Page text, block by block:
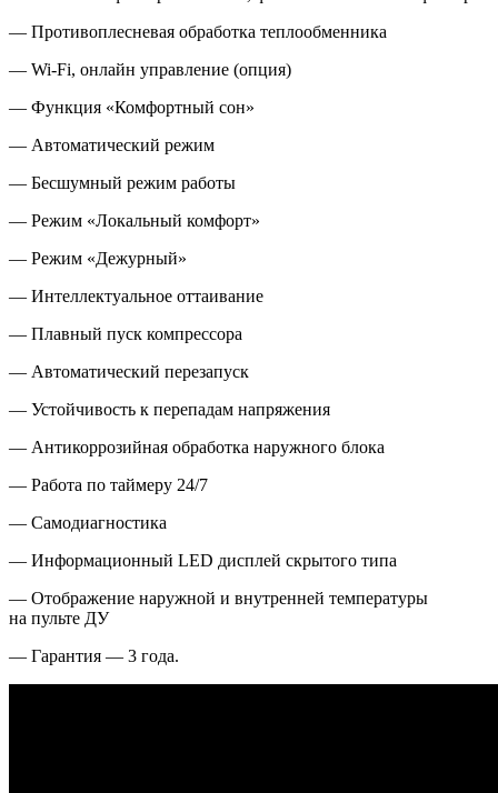
— Противоплесневая обработка теплообменника
— Wi-Fi, онлайн управление (опция)
— Функция «Комфортный сон»
— Автоматический режим
— Бесшумный режим работы
— Режим «Локальный комфорт»
— Режим «Дежурный»
— Интеллектуальное оттаивание
— Плавный пуск компрессора
— Автоматический перезапуск
— Устойчивость к перепадам напряжения
— Антикоррозийная обработка наружного блока
— Работа по таймеру 24/7
— Самодиагностика
— Информационный LED дисплей скрытого типа
— Отображение наружной и внутренней температуры
на пульте ДУ
— Гарантия — 3 года.